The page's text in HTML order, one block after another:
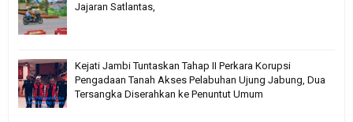
Jajaran Satlantas,
Kejati Jambi Tuntaskan Tahap II Perkara Korupsi
Pengadaan Tanah Akses Pelabuhan Ujung Jabung, Dua
Tersangka Diserahkan ke Penuntut Umum